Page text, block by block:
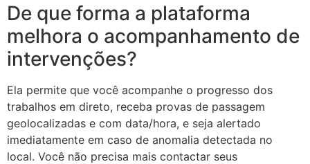
De que forma a plataforma
melhora o acompanhamento de
intervenções?
Ela permite que você acompanhe o progresso dos
trabalhos em direto, receba provas de passagem
geolocalizadas e com data/hora, e seja alertado
imediatamente em caso de anomalia detectada no
local. Você não precisa mais contactar seus